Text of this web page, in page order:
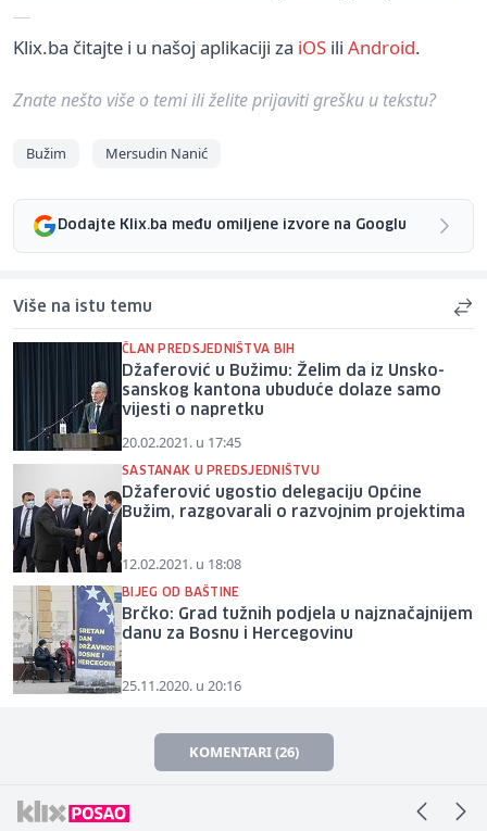
Klix.ba čitajte i u našoj aplikaciji za iOS ili Android.
Znate nešto više o temi ili želite prijaviti grešku u tekstu?
Bužim Mersudin Nanić
Dodajte Klix.ba među omiljene izvore na Googlu
Više na istu temu
ČLAN PREDSJEDNIŠTVA BIH
Džaferović u Bužimu: Želim da iz Unsko-
sanskog kantona ubuduće dolaze samo
vijesti o napretku
20.02.2021. u 17:45
SASTANAK U PREDSJEDNIŠTVU
Džaferović ugostio delegaciju Općine
Bužim, razgovarali o razvojnim projektima
12.02.2021. u 18:08
BIJEG OD BAŠTINE
Brčko: Grad tužnih podjela u najznačajnijem
danu za Bosnu i Hercegovinu
25.11.2020. u 20:16
KOMENTARI (26)